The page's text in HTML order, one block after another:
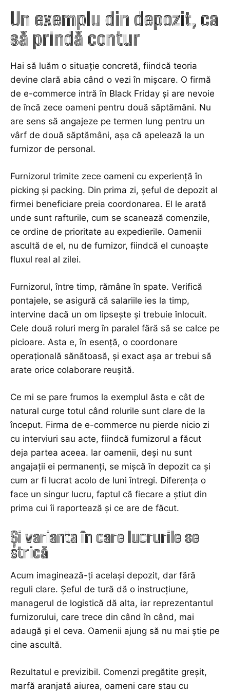
Un exemplu din depozit, ca
să prindă contur
Hai să luăm o situație concretă, fiindcă teoria
devine clară abia când o vezi în mișcare. O firmă
de e-commerce intră în Black Friday și are nevoie
de încă zece oameni pentru două săptămâni. Nu
are sens să angajeze pe termen lung pentru un
vârf de două săptămâni, așa că apelează la un
furnizor de personal.
Furnizorul trimite zece oameni cu experiență în
picking și packing. Din prima zi, șeful de depozit al
firmei beneficiare preia coordonarea. El le arată
unde sunt rafturile, cum se scanează comenzile,
ce ordine de prioritate au expedierile. Oamenii
ascultă de el, nu de furnizor, fiindcă el cunoaște
fluxul real al zilei.
Furnizorul, între timp, rămâne în spate. Verifică
pontajele, se asigură că salariile ies la timp,
intervine dacă un om lipsește și trebuie înlocuit.
Cele două roluri merg în paralel fără să se calce pe
picioare. Asta e, în esență, o coordonare
operațională sănătoasă, și exact așa ar trebui să
arate orice colaborare reușită.
Ce mi se pare frumos la exemplul ăsta e cât de
natural curge totul când rolurile sunt clare de la
început. Firma de e-commerce nu pierde nicio zi
cu interviuri sau acte, fiindcă furnizorul a făcut
deja partea aceea. Iar oamenii, deși nu sunt
angajații ei permanenți, se mișcă în depozit ca și
cum ar fi lucrat acolo de luni întregi. Diferența o
face un singur lucru, faptul că fiecare a știut din
prima cui îi raportează și ce are de făcut.
Și varianta în care lucrurile se
strică
Acum imaginează-ți același depozit, dar fără
reguli clare. Șeful de tură dă o instrucțiune,
managerul de logistică dă alta, iar reprezentantul
furnizorului, care trece din când în când, mai
adaugă și el ceva. Oamenii ajung să nu mai știe pe
cine ascultă.
Rezultatul e previzibil. Comenzi pregătite greșit,
marfă aranjată aiurea, oameni care stau cu